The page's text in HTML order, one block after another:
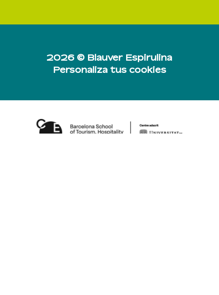
Subtotal:
Ver Carrito Finalizar Compra
2026 © Blauver Espirulina
Personaliza tus cookies